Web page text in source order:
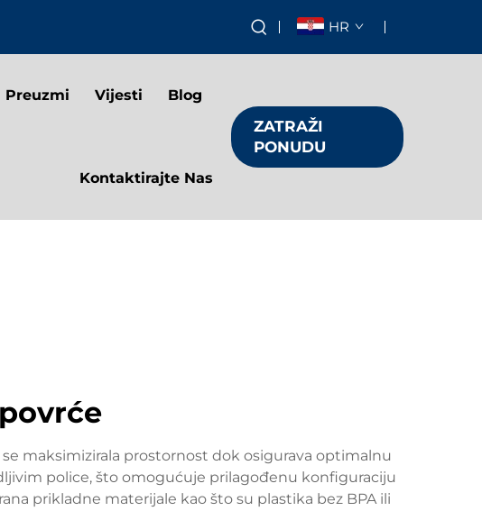
HR
Preuzmi Vijesti Blog
Kontaktirajte Nas
ZATRAŽI
PONUDU
maksimizirala prostornost dok osigurava optimalnu
police, što omogućuje prilagođenu konfiguraciju
prikladne materijale kao što su plastika bez BPA ili